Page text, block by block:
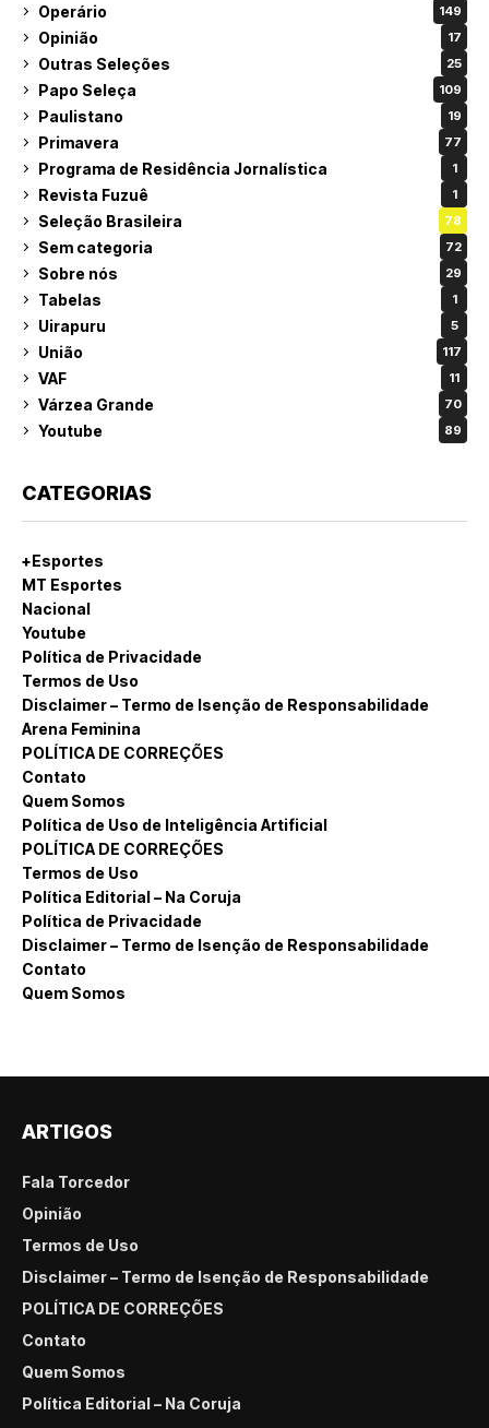
Operário 149
Opinião 17
Outras Seleções 25
Papo Seleça 109
Paulistano 19
Primavera 77
Programa de Residência Jornalística 1
Revista Fuzuê 1
Seleção Brasileira 78
Sem categoria 72
Sobre nós 29
Tabelas 1
Uirapuru 5
União 117
VAF 11
Várzea Grande 70
Youtube 89
CATEGORIAS
+Esportes
MT Esportes
Nacional
Youtube
Política de Privacidade
Termos de Uso
Disclaimer – Termo de Isenção de Responsabilidade
Arena Feminina
POLÍTICA DE CORREÇÕES
Contato
Quem Somos
Política de Uso de Inteligência Artificial
POLÍTICA DE CORREÇÕES
Termos de Uso
Política Editorial – Na Coruja
Política de Privacidade
Disclaimer – Termo de Isenção de Responsabilidade
Contato
Quem Somos
ARTIGOS
Fala Torcedor
Opinião
Termos de Uso
Disclaimer – Termo de Isenção de Responsabilidade
POLÍTICA DE CORREÇÕES
Contato
Quem Somos
Política Editorial – Na Coruja